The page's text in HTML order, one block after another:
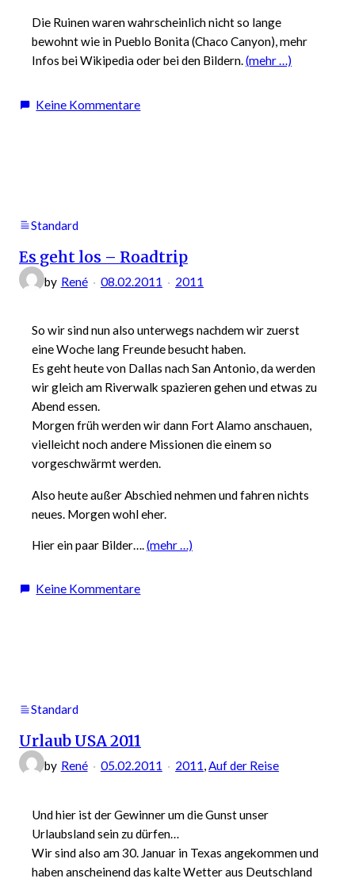
Die Ruinen waren wahrscheinlich nicht so lange
bewohnt wie in Pueblo Bonita (Chaco Canyon), mehr
Infos bei Wikipedia oder bei den Bildern.(mehr …)
Keine Kommentarezu
Standard
Es geht los – Roadtrip
by René 08.02.2011 2011
So wir sind nun also unterwegs nachdem wir zuerst
eine Woche lang Freunde besucht haben.
Es geht heute von Dallas nach San Antonio, da werden
wir gleich am Riverwalk spazieren gehen und etwas zu
Abend essen.
Morgen früh werden wir dann Fort Alamo anschauen,
vielleicht noch andere Missionen die einem so
vorgeschwärmt werden.
Also heute außer Abschied nehmen und fahren nichts
neues. Morgen wohl eher.
Hier ein paar Bilder….(mehr …)
Keine Kommentarezu
Standard
Urlaub USA 2011
by René 05.02.2011 2011, Auf der Reise
Und hier ist der Gewinner um die Gunst unser
Urlaubsland sein zu dürfen…
Wir sind also am 30. Januar in Texas angekommen und
haben anscheinend das kalte Wetter aus Deutschland